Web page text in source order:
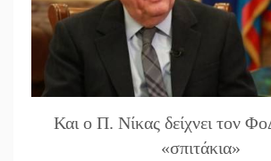
Και ο Π. Νίκας δείχνει τον
«σπιτάκια»